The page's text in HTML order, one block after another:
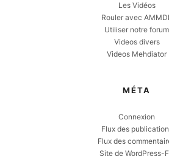
Les Vidéos
Rouler avec
Utiliser notre forum
Videos divers
Videos Mehdiator
MÉTA
Connexion
Flux des
Flux des
Site de WordPress-